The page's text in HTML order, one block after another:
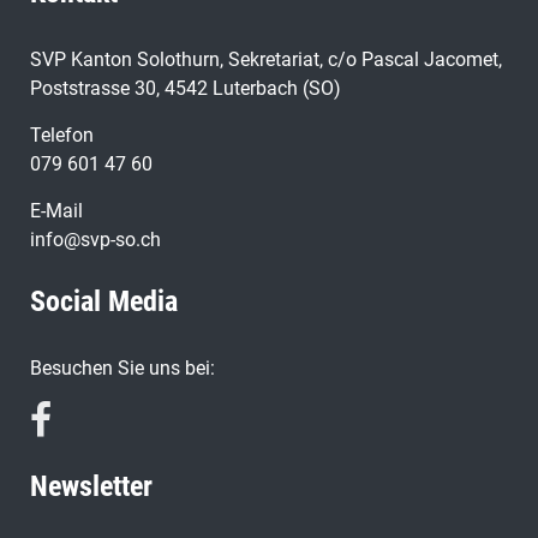
sieht es anders aus: Allein gegen alle anderen Parteien
hat die SVP des Kantons Solothurn zusammen mit
dem Verband Solothurner Einwohnergemeinden
(VSEG) unter Führung seines Präsidenten, Roger
Siegenthaler, die Vorlage gebodigt – das Stimmvolk
erneut erkannt, auf welche die SVP in ihren früheren
Flyern mehrfach hingewiesen hat. Die Bevölkerung will
Steuerzahler.
SVP Kanton Solothurn, Sekretariat, c/o Pascal Jacomet,
Poststrasse 30, 4542 Luterbach (SO)
Telefon
079 601 47 60
E-Mail
info@svp-so.ch
Social Media
Besuchen Sie uns bei:
Newsletter